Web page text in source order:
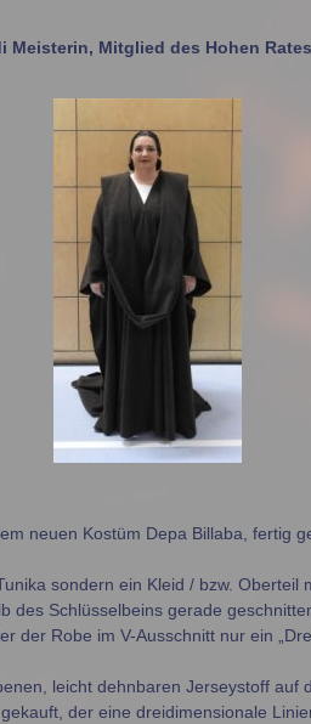
Meisterin, Mitglied des Hohen Rates
neuen Kostüm Depa Billaba, fertig
sondern ein Kleid / bzw. Oberteil
des Schlüsselbeins gerade
der Robe im V-Ausschnitt nur ein
leicht dehnbaren Jerseystoff auf
der eine dreidimensionale